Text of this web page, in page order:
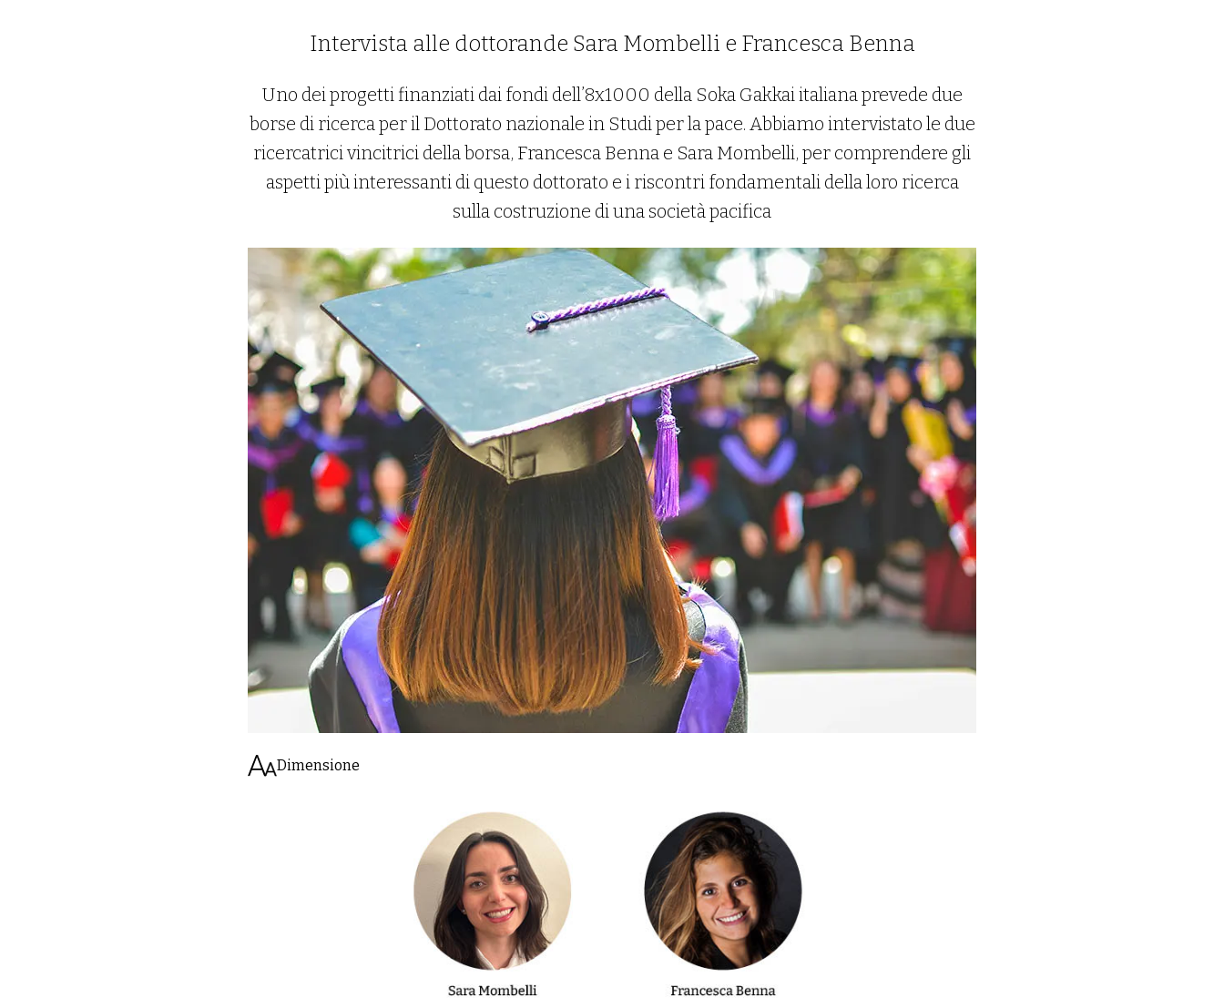
Intervista alle dottorande Sara Mombelli e Francesca Benna
Uno dei progetti finanziati dai fondi dell’8x1000 della Soka Gakkai italiana prevede due
borse di ricerca per il Dottorato nazionale in Studi per la pace. Abbiamo intervistato le due
ricercatrici vincitrici della borsa, Francesca Benna e Sara Mombelli, per comprendere gli
aspetti più interessanti di questo dottorato e i riscontri fondamentali della loro ricerca
sulla costruzione di una società pacifica
Dimensione